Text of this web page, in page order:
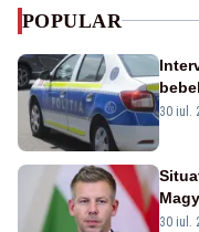
POPULAR
din
30 iul.
30 iul.